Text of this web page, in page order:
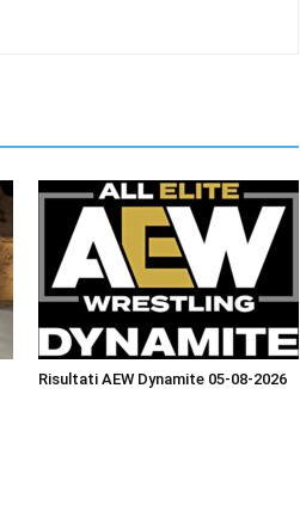
Risultati AEW Dynamite 05-08-2026